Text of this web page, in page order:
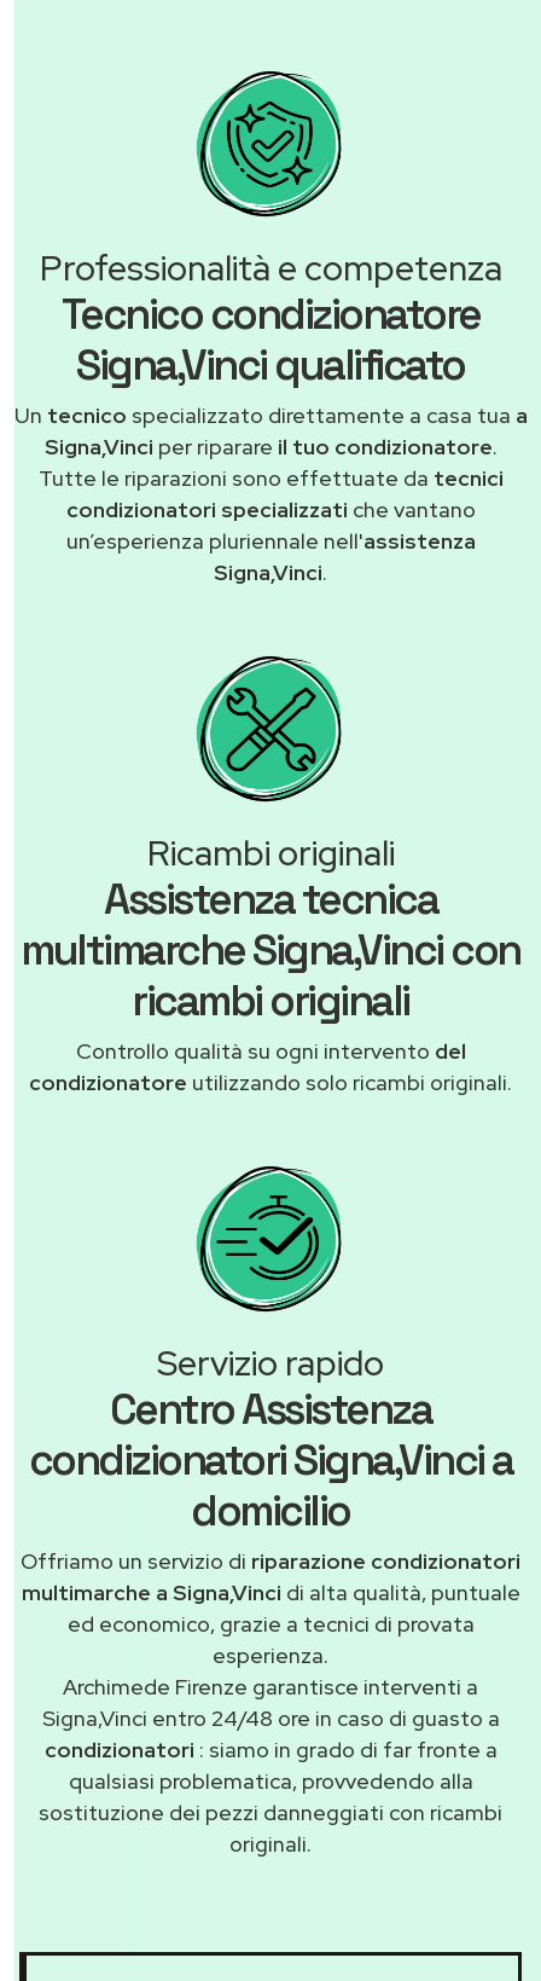
Professionalità e competenza
Tecnico condizionatore
Signa,Vinci qualificato
Un tecnico specializzato direttamente a casa tua a
Signa,Vinci per riparare il tuo condizionatore.
Tutte le riparazioni sono effettuate da tecnici
condizionatori specializzati che vantano
un’esperienza pluriennale nell'assistenza
Signa,Vinci.
Ricambi originali
Assistenza tecnica
multimarche Signa,Vinci con
ricambi originali
Controllo qualità su ogni intervento del
condizionatore utilizzando solo ricambi originali.
Servizio rapido
Centro Assistenza
condizionatori Signa,Vinci a
domicilio
Offriamo un servizio di riparazione condizionatori
multimarche a Signa,Vinci di alta qualità, puntuale
ed economico, grazie a tecnici di provata
esperienza.
Archimede Firenze garantisce interventi a
Signa,Vinci entro 24/48 ore in caso di guasto a
condizionatori : siamo in grado di far fronte a
qualsiasi problematica, provvedendo alla
sostituzione dei pezzi danneggiati con ricambi
originali.